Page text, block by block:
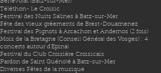
Téléthon- Le Croisic
Festival des Nuits Salines à Batz-sur-Mer
Fête des vieux gréements de Brest-Douarnenez
Festival des Pignots à Arcachon et Andernos (2 fois)
Mois de la Bretagne (Conseil Général des Vosges) : 4
concerts autour d’Epinal
Festival du Club Croisière Croisicais
Pardon de Saint Guénolé à Batz-sur-Mer
Diverses Fêtes de la musique